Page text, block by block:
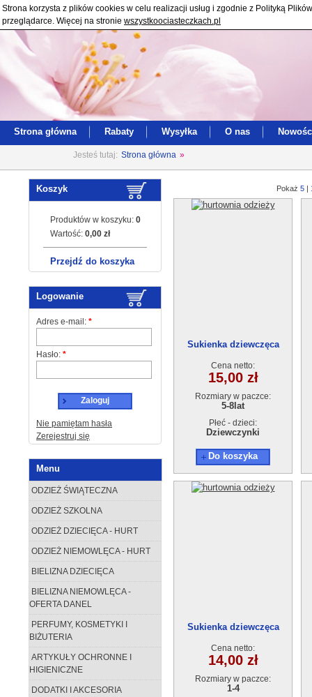
Strona korzysta z plików cookies w celu realizacji usług i zgodnie z Polityką
przeglądarce. Więcej na stronie wszystkoociasteczkach.pl
Strona główna Rabaty Wysyłka O nas
Jesteś tutaj: Strona główna »
Koszyk
Produktów w koszyku: 0
Wartość: 0,00 zł
Przejdź do koszyka
Logowanie
Adres e-mail: *
Hasło: *
Zaloguj
Nie pamiętam hasła
Zerejestruj się
Menu
ODZIEŻ ŚWIĄTECZNA
ODZIEŻ SZKOLNA
ODZIEŻ DZIECIĘCA - HURT
ODZIEŻ NIEMOWLĘCA - HURT
BIELIZNA DZIECIĘCA
BIELIZNA NIEMOWLĘCA -
OFERTA DANEL
PERFUMY, KOSMETYKI I
BIŻUTERIA
ARTYKUŁY OCHRONNE I
HIGIENICZNE
DODATKI I AKCESORIA
Pokaż 5 |
Sukienka dziewczęca
Cena netto:
15,00 zł
Rozmiary w paczce:
5-8lat
Płeć - dzieci:
Dziewczynki
Do koszyka
Sukienka dziewczęca
Cena netto:
14,00 zł
Rozmiary w paczce:
1-4